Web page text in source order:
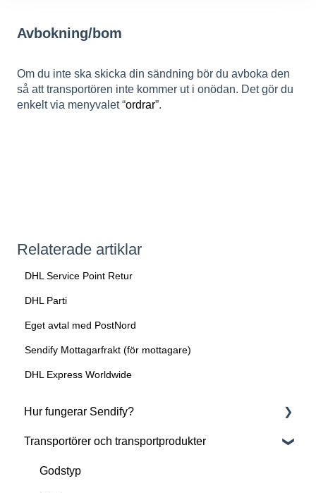
Avbokning/bom
Om du inte ska skicka din sändning bör du avboka den
så att transportören inte kommer ut i onödan. Det gör du
enkelt via menyvalet “ordrar”.
Relaterade artiklar
DHL Service Point Retur
DHL Parti
Eget avtal med PostNord
Sendify Mottagarfrakt (för mottagare)
DHL Express Worldwide
Hur fungerar Sendify?
Om Sendify
Kom igång med Sendify
Transportörer och transportprodukter
Godstyp